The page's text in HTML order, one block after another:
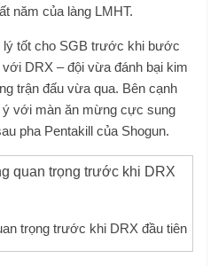
năm của làng LMHT.
lý tốt cho SGB trước khi bước
DRX – đội vừa đánh bại kim
trận đấu vừa qua. Bên cạnh
với màn ăn mừng cực sung
pha Pentakill của Shogun.
trọng trước khi DRX đầu tiên